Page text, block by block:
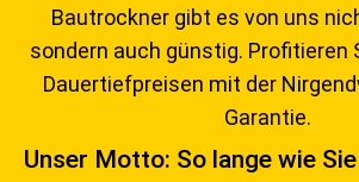
Bautrockner gibt es von uns
sondern auch günstig. Profitieren
Dauertiefpreisen mit der
Garantie.
Unser Motto: So lange wie